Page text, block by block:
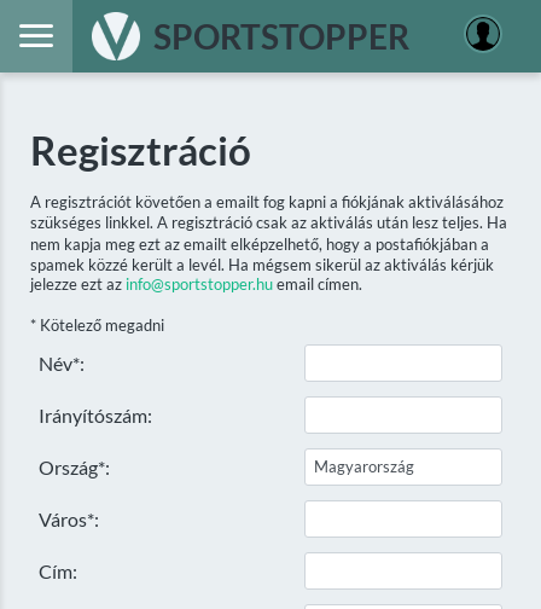
SPORTSTOPPER
Regisztráció
A regisztrációt követően a emailt fog kapni a fiókjának aktiválásához
szükséges linkkel. A regisztráció csak az aktiválás után lesz teljes. Ha
nem kapja meg ezt az emailt elképzelhető, hogy a postafiókjában a
spamek közzé került a levél. Ha mégsem sikerül az aktiválás kérjük
jelezze ezt az info@sportstopper.huemail címen.
* Kötelező megadni
Név*:
Irányítószám:
Ország*:
Város*:
Cím: